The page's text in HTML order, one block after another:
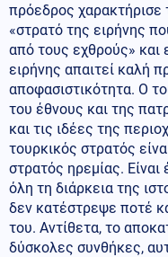
πρόεδρος χαρακτήρισε
«στρατό της ειρήνης
από τους εχθρούς»
ειρήνης απαιτεί καλή
αποφασιστικότητα. Ο
του έθνους και της
και τις ιδέες της
τουρκικός στρατός
στρατός ηρεμίας.
όλη τη διάρκεια της
δεν κατέστρεψε ποτέ
του. Αντίθετα, το
δύσκολες συνθήκες,